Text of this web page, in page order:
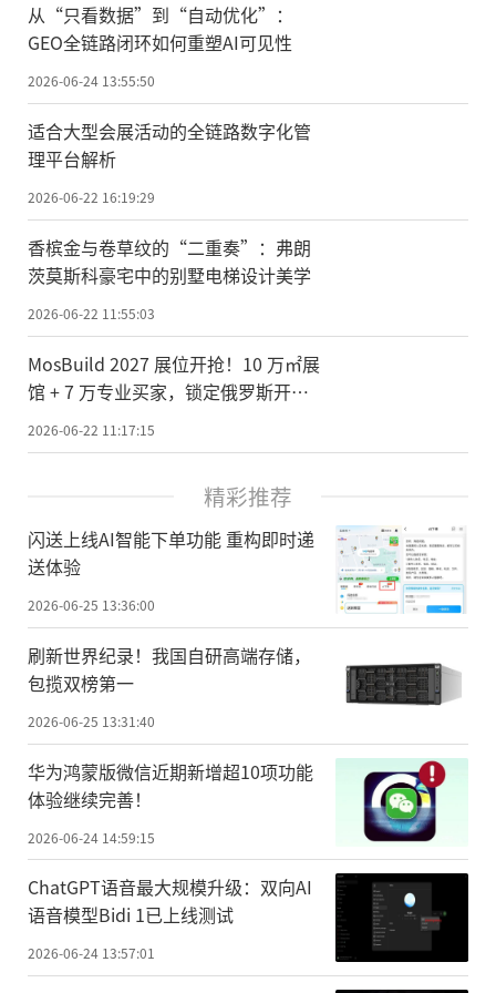
从“只看数据”到“自动优化”：
GEO全链路闭环如何重塑AI可见性
2026-06-24 13:55:50
适合大型会展活动的全链路数字化管
理平台解析
2026-06-22 16:19:29
香槟金与卷草纹的“二重奏”：弗朗
茨莫斯科豪宅中的别墅电梯设计美学
2026-06-22 11:55:03
MosBuild 2027 展位开抢！10 万㎡展
馆 + 7 万专业买家，锁定俄罗斯开年
商机
2026-06-22 11:17:15
精彩推荐
闪送上线AI智能下单功能 重构即时递
送体验
2026-06-25 13:36:00
刷新世界纪录！我国自研高端存储，
包揽双榜第一
2026-06-25 13:31:40
华为鸿蒙版微信近期新增超10项功能
体验继续完善！
2026-06-24 14:59:15
ChatGPT语音最大规模升级：双向AI
语音模型Bidi 1已上线测试
2026-06-24 13:57:01